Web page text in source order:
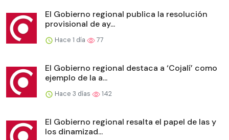
El Gobierno regional publica la resolución
provisional de ay...
Hace 1 día 77
El Gobierno regional destaca a ‘Cojalí’ como
ejemplo de la a...
Hace 3 días 142
El Gobierno regional resalta el papel de las y
los dinamizad...